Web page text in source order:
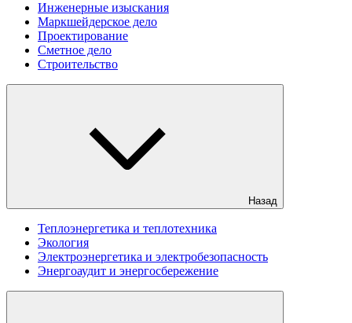
Инженерные изыскания
Маркшейдерское дело
Проектирование
Сметное дело
Строительство
Назад
Теплоэнергетика и теплотехника
Экология
Электроэнергетика и электробезопасность
Энергоаудит и энергосбережение